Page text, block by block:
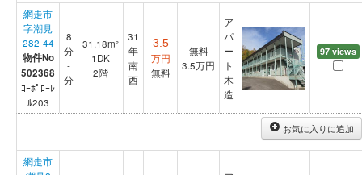
網走市
字潮見
282-44
物件No
502368
ｺｰﾎﾟﾛｰﾚ
ﾙ203
8
分
-
分
31.18m²
1DK
2階
31
年
南
西
3.5
万円
無料
無料
3.5万円
ア
パ
ー
ト
木
造
97 views
お気に入りに追加
網走市